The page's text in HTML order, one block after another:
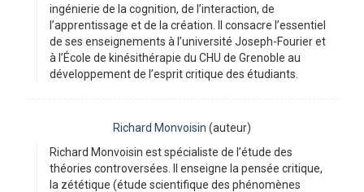
ingénierie de la cognition, de l’interaction, de
l’apprentissage et de la création. Il consacre l’essentiel
de ses enseignements à l’université Joseph-Fourier et
à l’École de kinésithérapie du CHU de Grenoble au
développement de l’esprit critique des étudiants.
Richard Monvoisin (auteur)
Richard Monvoisin est spécialiste de l’étude des
théories controversées. Il enseigne la pensée critique,
la zététique (étude scientifique des phénomènes